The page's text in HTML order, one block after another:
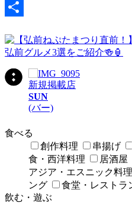
新規掲載店
SUN
(バー)
食べる
創作料理
串揚げ
食・西洋料理
居酒屋
アジア・エスニック料理
ング
食堂・レストラ
飲む・遊ぶ